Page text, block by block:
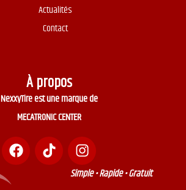
Actualités
Contact
À propos
NexxyTire est une marque de
MECATRONIC CENTER
Simple • Rapide • Gratuit